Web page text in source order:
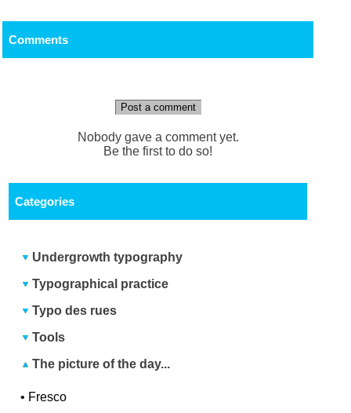
Comments
Post a comment
Nobody gave a comment yet.
Be the first to do so!
Categories
Undergrowth typography
Typographical practice
Typo des rues
Tools
The picture of the day...
• Fresco